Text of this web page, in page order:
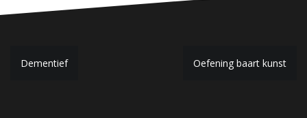
BDementief Oefening baart kunst